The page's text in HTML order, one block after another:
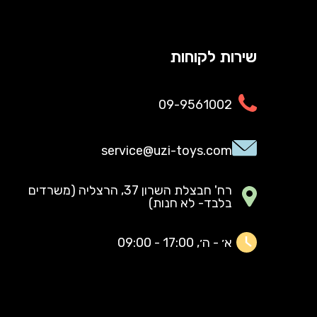
שירות לקוחות
09-9561002
service@uzi-toys.com
רח' חבצלת השרון 37, הרצליה (משרדים
בלבד- לא חנות)
א׳ - ה׳, 17:00 - 09:00